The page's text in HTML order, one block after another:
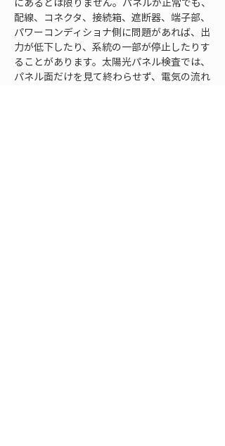
配線、コネクタ、接続箱、遮断器、端子部、
パワーコンディショナ側に問題があれば、出
力が低下したり、系統の一部が停止したりす
ることがあります。太陽光パネル検査では、
パネル面だけを見て終わらせず、電気の流れ